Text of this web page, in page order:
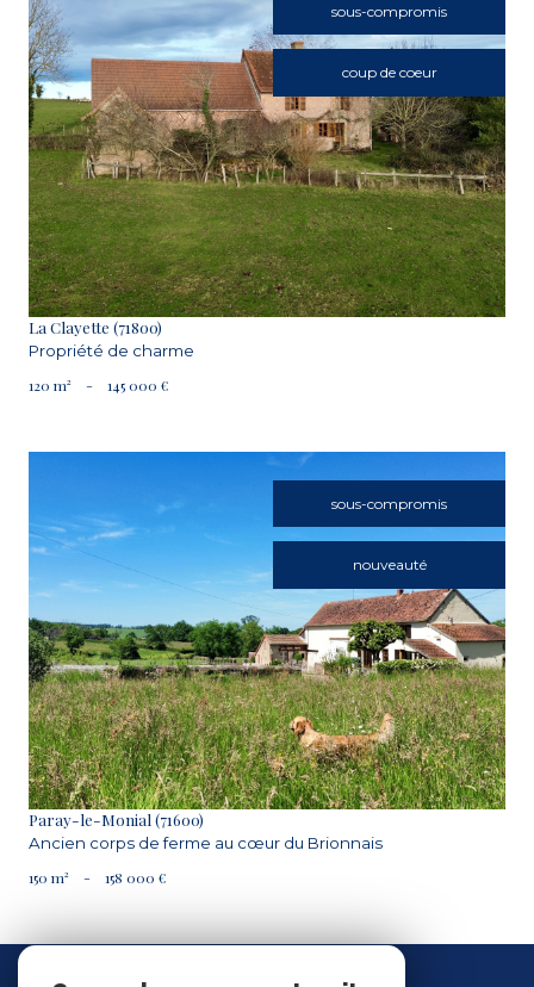
sous-compromis
coup de coeur
VOIR LE BIEN
La Clayette (71800)
Propriété de charme
120 m²
- 145 000 €
sous-compromis
nouveauté
VOIR LE BIEN
Paray-le-Monial (71600)
Ancien corps de ferme au cœur du Brionnais
150 m²
- 158 000 €